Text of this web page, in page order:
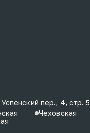
пер., 4, стр. 5
Чеховская